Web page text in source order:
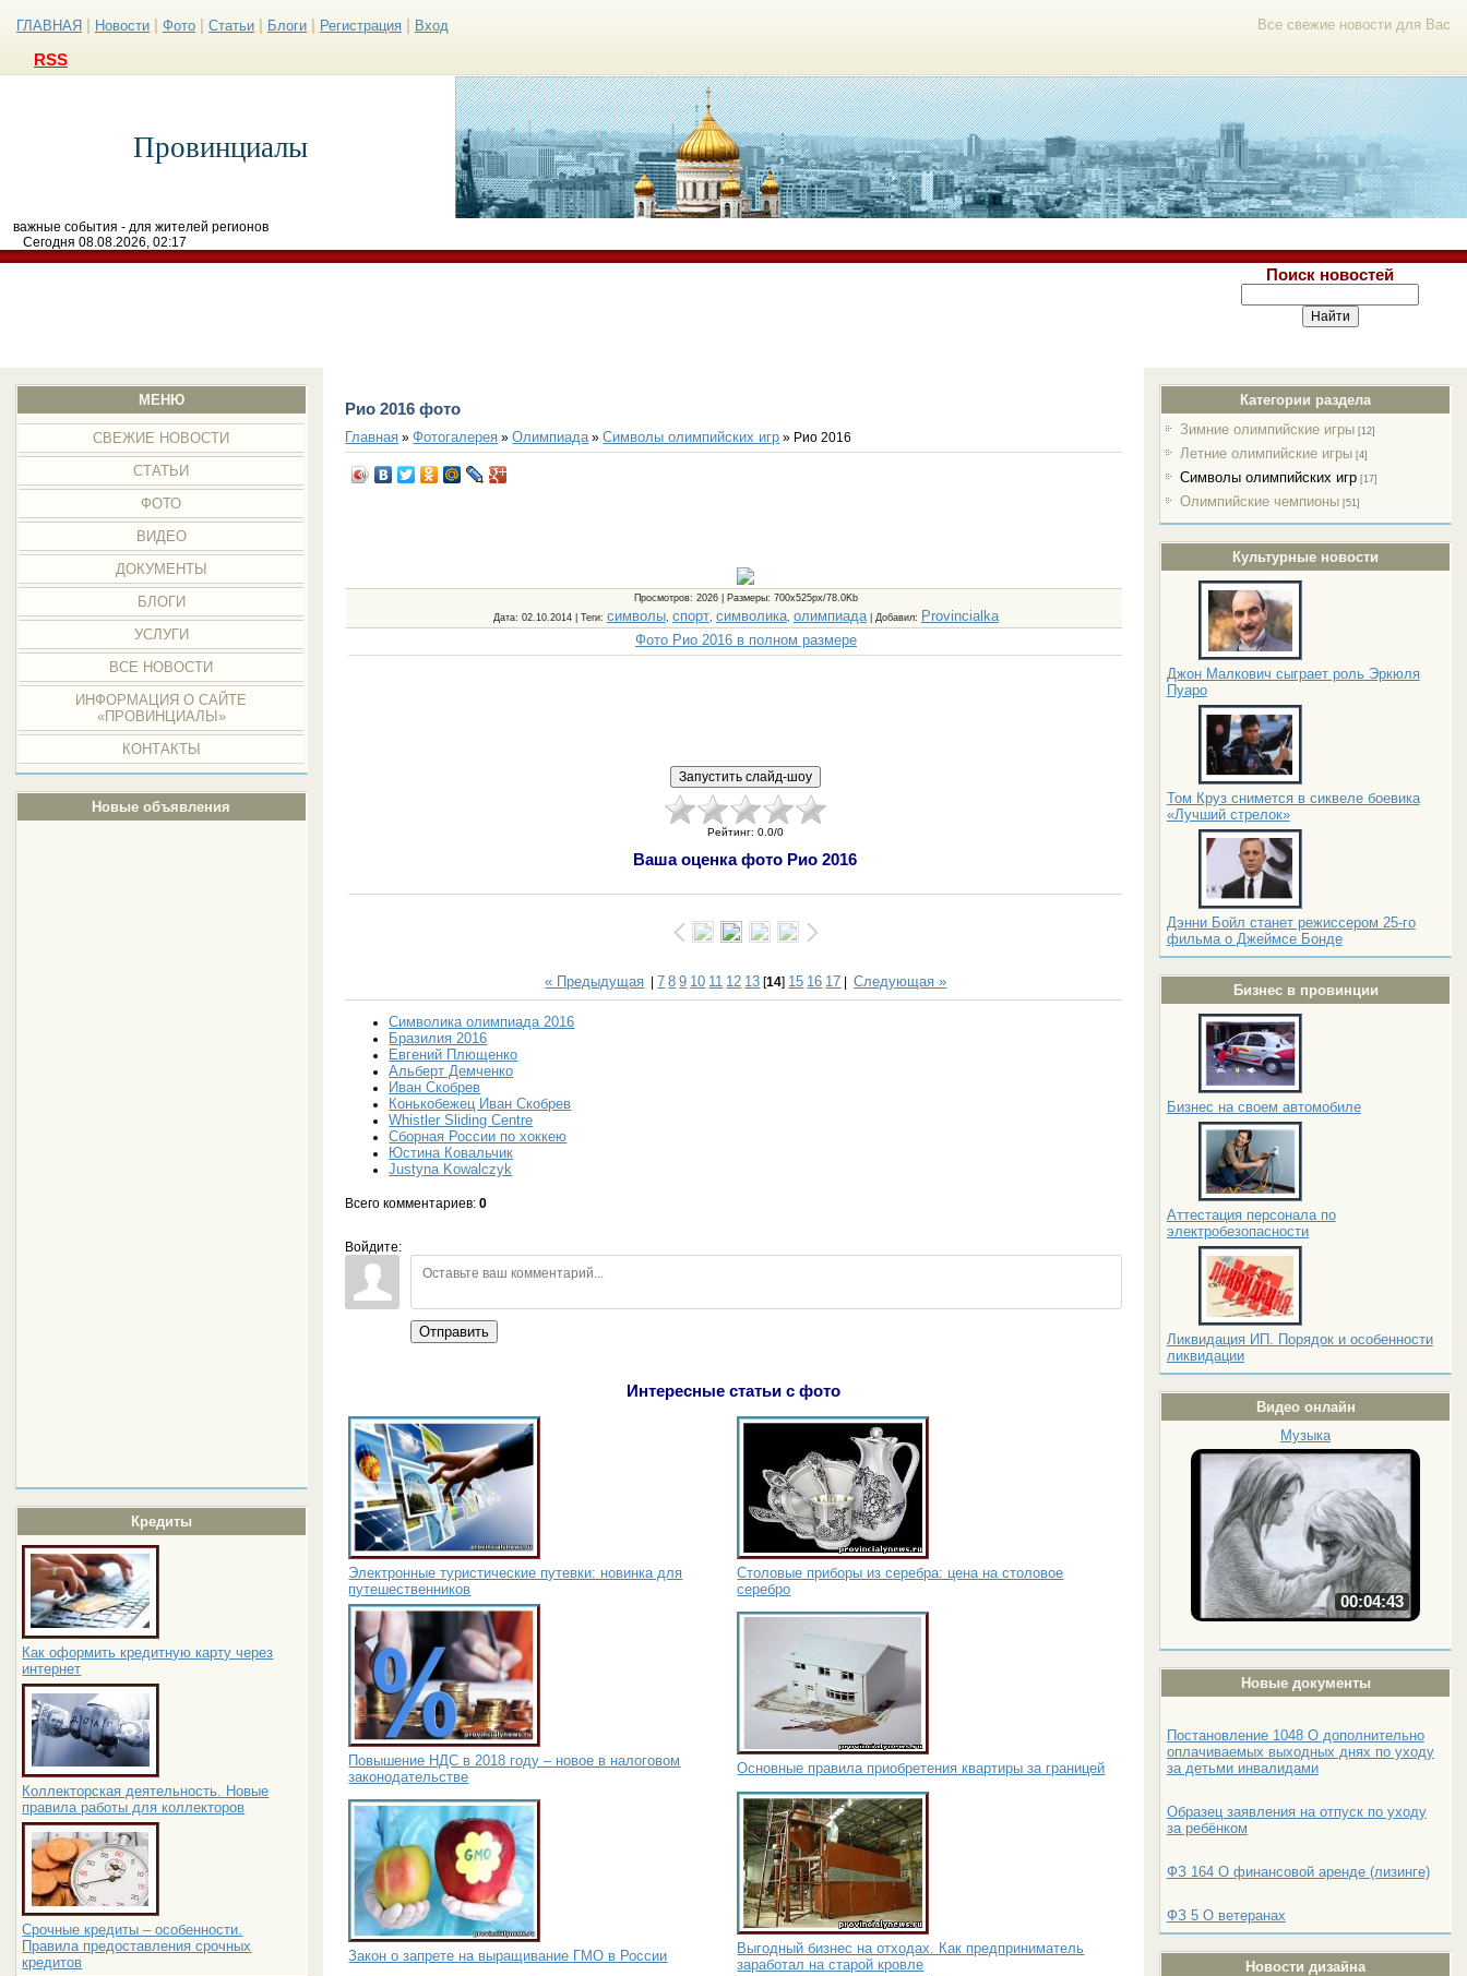
Все свежие новости для Вас
ГЛАВНАЯ Новости Фото Статьи Блоги Регистрация Вход
RSS
Провинциалы
важные события - для жителей регионов
Сегодня 08.08.2026, 02:17
Поиск новостей
МЕНЮ
СВЕЖИЕ НОВОСТИ
СТАТЬИ
ФОТО
ВИДЕО
ДОКУМЕНТЫ
БЛОГИ
УСЛУГИ
ВСЕ НОВОСТИ
ИНФОРМАЦИЯ О САЙТЕ
«ПРОВИНЦИАЛЫ»
КОНТАКТЫ
Новые объявления
Кредиты
Как оформить кредитную карту через
интернет
Коллекторская деятельность. Новые
правила работы для коллекторов
Срочные кредиты – особенности.
Правила предоставления срочных
кредитов
Категории раздела
Зимние олимпийские игры [12]
Летние олимпийские игры [4]
Символы олимпийских игр [17]
Олимпийские чемпионы [51]
Культурные новости
Джон Малкович сыграет роль Эркюля
Пуаро
Том Круз снимется в сиквеле боевика
«Лучший стрелок»
Дэнни Бойл станет режиссером 25-го
фильма о Джеймсе Бонде
Бизнес в провинции
Бизнес на своем автомобиле
Аттестация персонала по
электробезопасности
Ликвидация ИП. Порядок и особенности
ликвидации
Видео онлайн
Музыка
00:04:43
Новые документы
Постановление 1048 О дополнительно
оплачиваемых выходных днях по уходу
за детьми инвалидами
Образец заявления на отпуск по уходу
за ребёнком
ФЗ 164 О финансовой аренде (лизинге)
ФЗ 5 О ветеранах
Новости дизайна
Рио 2016 фото
Главная »Фотогалерея »Олимпиада »Символы олимпийских игр » Рио 2016
Просмотров: 2026 | Размеры: 700x525px/78.0Kb
Дата: 02.10.2014 | Теги: символы спорт, символика, олимпиада| Добавил: Provincialka
Фото Рио 2016 в полном размере
Рейтинг: 0.0/0
Ваша оценка фото Рио 2016
« Предыдущая |7 8 9 10 11 12 13 [14] 15 16 17 |Следующая »
Символика олимпиада 2016
Бразилия 2016
Евгений Плющенко
Альберт Демченко
Иван Скобрев
Конькобежец Иван Скобрев
Whistler Sliding Centre
Сборная России по хоккею
Юстина Ковальчик
Justyna Kowalczyk
Всего комментариев:0
Войдите:
Отправить
Интересные статьи с фото
Электронные туристические путевки: новинка для
путешественников
Столовые приборы из серебра: цена на столовое
серебро
Повышение НДС в 2018 году – новое в налоговом
законодательстве
Основные правила приобретения квартиры за границей
Закон о запрете на выращивание ГМО в России
Выгодный бизнес на отходах. Как предприниматель
заработал на старой кровле